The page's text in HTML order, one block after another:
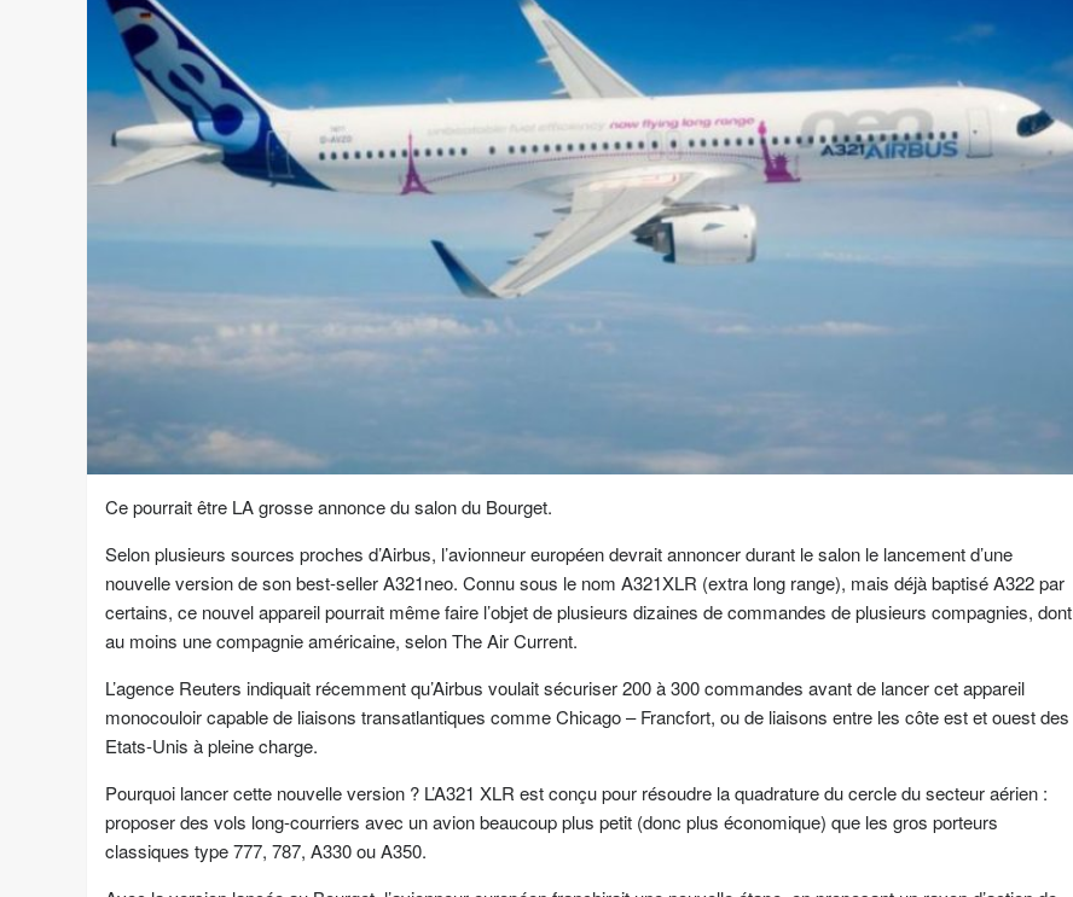
Ce pourrait être LA grosse annonce du salon du Bourget.
Selon plusieurs sources proches d’Airbus, l’avionneur européen devrait annoncer durant le salon le lancement d’une
nouvelle version de son best-seller A321neo. Connu sous le nom A321XLR (extra long range), mais déjà baptisé A322 par
certains, ce nouvel appareil pourrait même faire l’objet de plusieurs dizaines de commandes de plusieurs compagnies, dont
au moins une compagnie américaine, selon The Air Current.
L’agence Reuters indiquait récemment qu’Airbus voulait sécuriser 200 à 300 commandes avant de lancer cet appareil
monocouloir capable de liaisons transatlantiques comme Chicago – Francfort, ou de liaisons entre les côte est et ouest des
Etats-Unis à pleine charge.
Pourquoi lancer cette nouvelle version ? L’A321 XLR est conçu pour résoudre la quadrature du cercle du secteur aérien :
proposer des vols long-courriers avec un avion beaucoup plus petit (donc plus économique) que les gros porteurs
classiques type 777, 787, A330 ou A350.